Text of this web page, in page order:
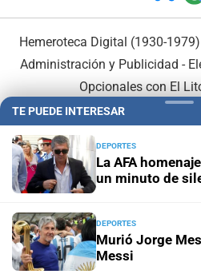
Hemeroteca Digital (1930-1979)
Administración y Publicidad -
Opcionales con El
En
TE PUEDE INTERESAR
DEPORTES
La AFA
un minuto de
DEPORTES
Murió Jorge
Messi